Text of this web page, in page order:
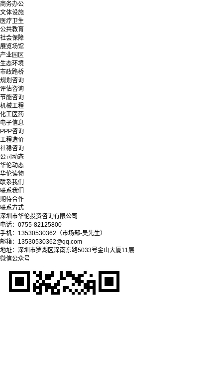
商务办公
文体设施
医疗卫生
公共教育
社会保障
展览场馆
产业园区
生态环境
市政路桥
规划咨询
评估咨询
节能咨询
机械工程
化工医药
电子信息
PPP咨询
工程造价
社稳咨询
公司动态
华伦动态
华伦读物
联系我们
联系我们
期待合作
联系方式
深圳市华伦投资咨询有限公司
电话：0755-82125800
手机：13530530362（市场部-吴先生）
邮箱：13530530362@qq.com
地址：深圳市罗湖区深南东路5033号金山大厦11层
微信公众号